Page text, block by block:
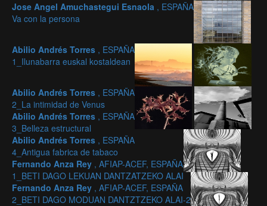
Jose Angel Amuchastegui Esnaola , ESPAÑA
Va con la persona
Abilio Andrés Torres , ESPAÑA
1_Ilunabarra euskal kostaldean
Abilio Andrés Torres , ESPAÑA
2_La intimidad de Venus
Abilio Andrés Torres , ESPAÑA
3_Belleza estructural
Abilio Andrés Torres , ESPAÑA
4_Antigua fabrica de tabaco
Fernando Anza Rey , AFIAP-ACEF, ESPAÑA
1_BETI DAGO LEKUAN DANTZATZEKO ALAI
Fernando Anza Rey , AFIAP-ACEF, ESPAÑA
2_BETI DAGO MODUAN DANTZTZEKO ALAI-2